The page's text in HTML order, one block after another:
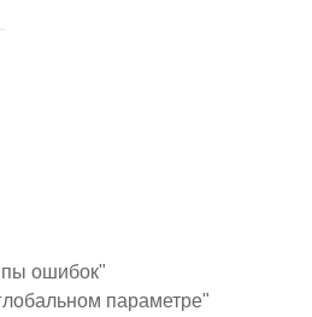
ошибок"
параметре"